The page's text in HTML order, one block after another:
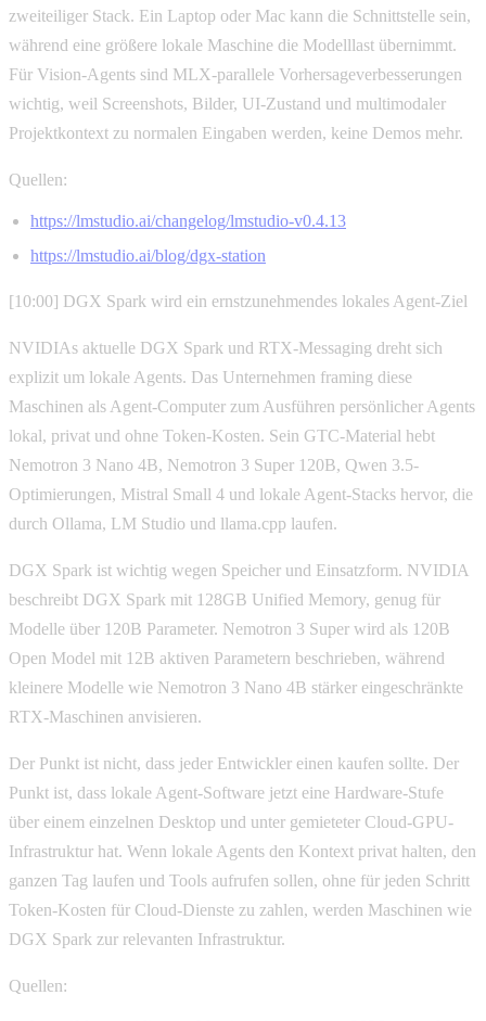
zweiteiliger Stack. Ein Laptop oder Mac kann die Schnittstelle sein,
während eine größere lokale Maschine die Modelllast übernimmt.
Für Vision-Agents sind MLX-parallele Vorhersageverbesserungen
wichtig, weil Screenshots, Bilder, UI-Zustand und multimodaler
Projektkontext zu normalen Eingaben werden, keine Demos mehr.
Quellen:
https://lmstudio.ai/changelog/lmstudio-v0.4.13
https://lmstudio.ai/blog/dgx-station
[10:00] DGX Spark wird ein ernstzunehmendes lokales Agent-Ziel
NVIDIAs aktuelle DGX Spark und RTX-Messaging dreht sich
explizit um lokale Agents. Das Unternehmen framing diese
Maschinen als Agent-Computer zum Ausführen persönlicher Agents
lokal, privat und ohne Token-Kosten. Sein GTC-Material hebt
Nemotron 3 Nano 4B, Nemotron 3 Super 120B, Qwen 3.5-
Optimierungen, Mistral Small 4 und lokale Agent-Stacks hervor, die
durch Ollama, LM Studio und llama.cpp laufen.
DGX Spark ist wichtig wegen Speicher und Einsatzform. NVIDIA
beschreibt DGX Spark mit 128GB Unified Memory, genug für
Modelle über 120B Parameter. Nemotron 3 Super wird als 120B
Open Model mit 12B aktiven Parametern beschrieben, während
kleinere Modelle wie Nemotron 3 Nano 4B stärker eingeschränkte
RTX-Maschinen anvisieren.
Der Punkt ist nicht, dass jeder Entwickler einen kaufen sollte. Der
Punkt ist, dass lokale Agent-Software jetzt eine Hardware-Stufe
über einem einzelnen Desktop und unter gemieteter Cloud-GPU-
Infrastruktur hat. Wenn lokale Agents den Kontext privat halten, den
ganzen Tag laufen und Tools aufrufen sollen, ohne für jeden Schritt
Token-Kosten für Cloud-Dienste zu zahlen, werden Maschinen wie
DGX Spark zur relevanten Infrastruktur.
Quellen: